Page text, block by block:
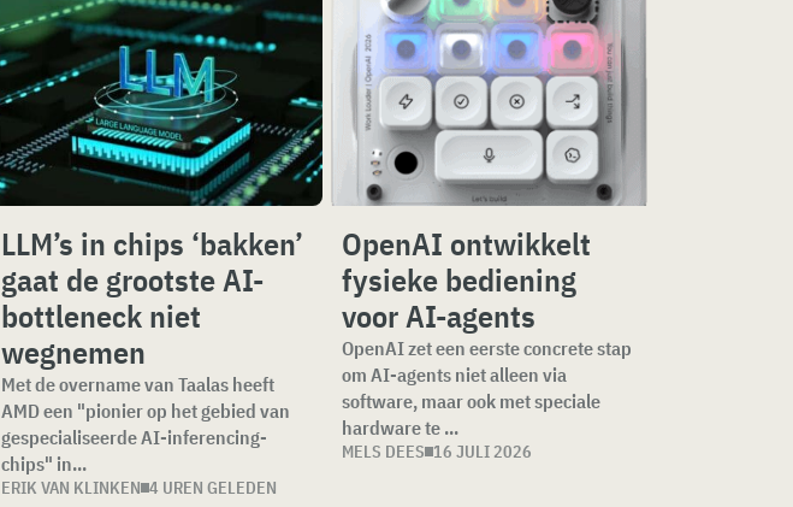
LLM’s in chips ‘bakken’
gaat de grootste AI-
bottleneck niet
wegnemen
Met de overname van Taalas heeft
AMD een "pionier op het gebied van
gespecialiseerde AI-inferencing-
chips" in...
ERIK VAN KLINKEN 4 UREN GELEDEN
OpenAI ontwikkelt
fysieke bediening
voor AI-agents
OpenAI zet een eerste concrete stap
om AI-agents niet alleen via
software, maar ook met speciale
hardware te ...
MELS DEES 16 JULI 2026